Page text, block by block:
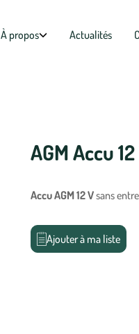
À propos Actualités
AGM Accu
Accu AGM 12 Vsans
Ajouter à ma liste